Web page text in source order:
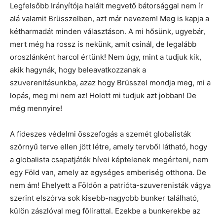
Legfelsőbb Irányítója halált megvető bátorsággal nem ír
alá valamit Brüsszelben, azt már nevezem! Meg is kapja a
kétharmadát minden választáson. A mi hősünk, ugyebár,
mert még ha rossz is nekünk, amit csinál, de legalább
oroszlánként harcol értünk! Nem úgy, mint a tudjuk kik,
akik hagynák, hogy beleavatkozzanak a
szuverenitásunkba, azaz hogy Brüsszel mondja meg, mi a
lopás, meg mi nem az! Holott mi tudjuk azt jobban! De
még mennyire!
A fideszes védelmi összefogás a szemét globalisták
szörnyű terve ellen jött létre, amely tervből látható, hogy
a globalista csapatjáték hívei képtelenek megérteni, nem
egy Föld van, amely az egységes emberiség otthona. De
nem ám! Ehelyett a Földön a patrióta-szuverenisták vágya
szerint elszórva sok kisebb-nagyobb bunker található,
külön zászlóval meg fölirattal. Ezekbe a bunkerekbe az